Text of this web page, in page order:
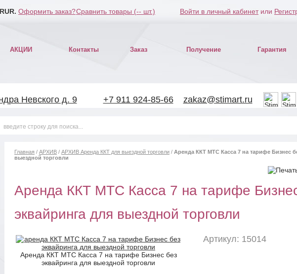
RUR. Оформить заказ?Сравнить товары (-- шт.) Войти в личный кабинетили
АКЦИИ Контакты Заказ Получение Гарантия
Невского д. 9 +7 911 924-85-66 zakaz@stimart.ru
Главная / АРХИВ / АРХИВ Аренда ККТ для выездной торговли / Аренда ККТ МТС Касса 7 на тарифе Бизнес
выездной торговли
Аренда ККТ МТС Касса 7 на тарифе
эквайринга для выездной торговли
Аренда ККТ МТС Касса 7 на тарифе Бизнес без
эквайринга для выездной торговли
Артикул: 15014